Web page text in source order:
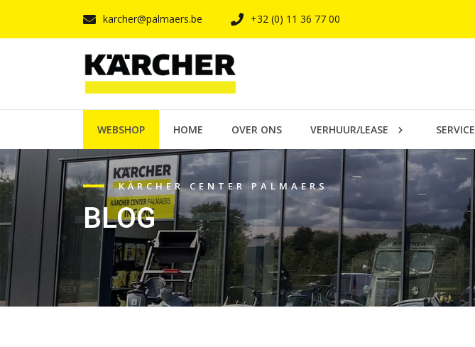
karcher@palmaers.be +32 (0) 11 36 77 00
WEBSHOP HOME OVER ONS VERHUUR/LEASE SERVICE
KÄRCHER CENTER PALMAERS
BLOG